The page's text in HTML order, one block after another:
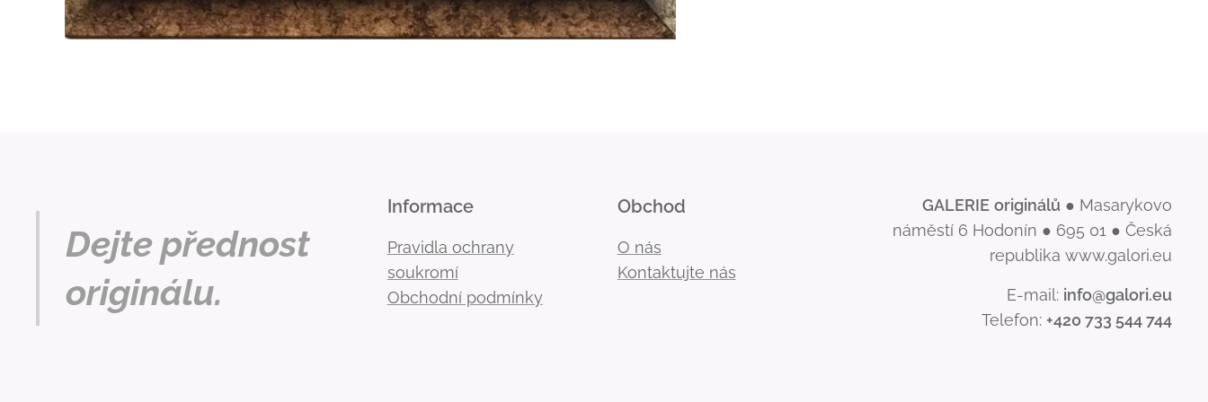
Dejte přednost
originálu.
Informace
Pravidla ochrany
soukromí
Obchodní podmínky
Obchod
O nás
Kontaktujte nás
GALERIE originálů● Masarykovo
náměstí 6 Hodonín ● 695 01 ● Česká
republika www.galori.eu
E-mail: info@galori.eu
Telefon: +420 733 544 744